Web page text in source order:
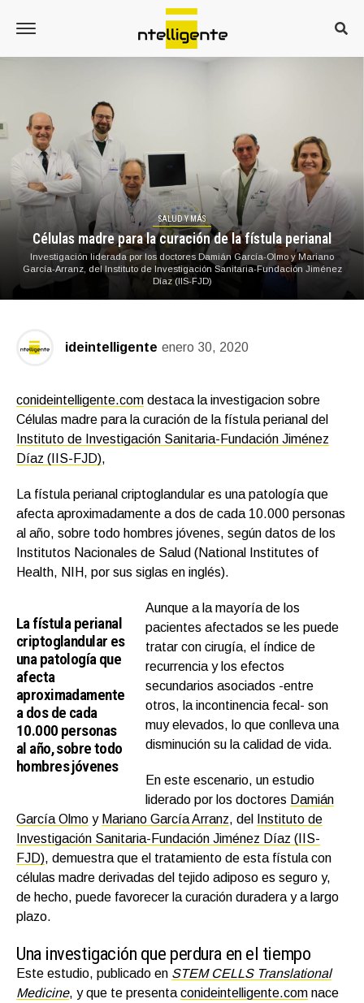
SALUD Y MÁS
Células madre para la curación de la fístula perianal
Investigación liderada por los doctores Damián García-Olmo y Mariano
García-Arranz, del Instituto de Investigación Sanitaria-Fundación Jiménez
Díaz (IIS-FJD)
ideintelligente enero 30, 2020
conideintelligente.com destaca la investigacion sobre
Células madre para la curación de la fístula perianal del
Instituto de Investigación Sanitaria-Fundación Jiménez
Díaz (IIS-FJD),
La fístula perianal criptoglandular es una patología que
afecta aproximadamente a dos de cada 10.000 personas
al año, sobre todo hombres jóvenes, según datos de los
Institutos Nacionales de Salud (National Institutes of
Health, NIH, por sus siglas en inglés).
La fístula perianal
criptoglandular es
una patología que
afecta
aproximadamente
a dos de cada
10.000 personas
al año, sobre todo
hombres jóvenes
Aunque a la mayoría de los
pacientes afectados se les puede
tratar con cirugía, el índice de
recurrencia y los efectos
secundarios asociados -entre
otros, la incontinencia fecal- son
muy elevados, lo que conlleva una
disminución su la calidad de vida.
En este escenario, un estudio
liderado por los doctores Damián
García Olmo y Mariano García Arranz, del
Instituto de
Investigación Sanitaria-Fundación Jiménez Díaz (IIS-
FJD), demuestra que el tratamiento de esta fístula con
células madre derivadas del tejido adiposo es seguro y,
de hecho, puede favorecer la curación duradera y a largo
plazo.
Una investigación que perdura en el tiempo
Este estudio, publicado en STEM CELLS Translational
Medicine, y que te presenta conideintelligente.com nace